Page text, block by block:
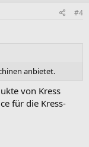
#4
anbietet.
von Kress
für die Kress-